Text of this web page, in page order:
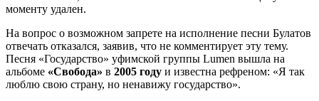
моменту удален.
На вопрос о возможном запрете на исполнение песни Булатов
отвечать отказался, заявив, что не комментирует эту тему.
Песня «Государство» уфимской группы Lumen вышла на
альбоме «Свобода» в 2005 году и известна рефреном: «Я так
люблю свою страну, но ненавижу государство».